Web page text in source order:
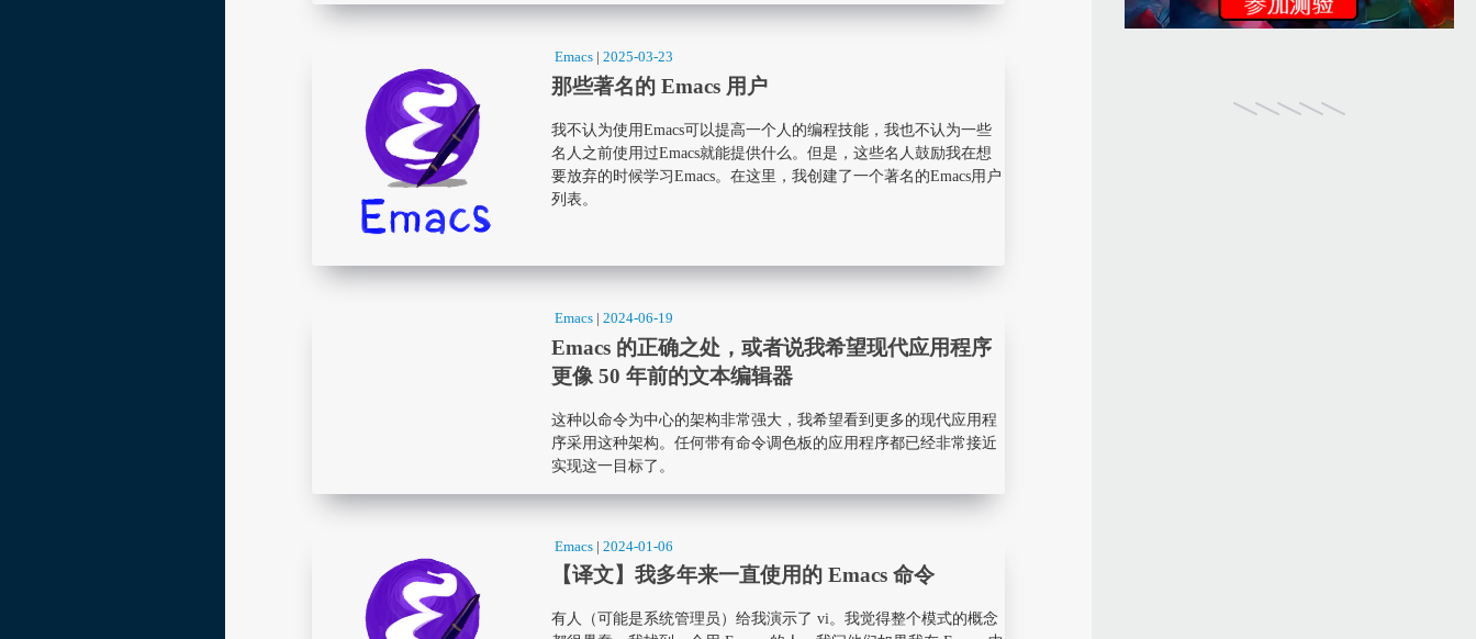
Emacs |2025-03-23
那些著名的 Emacs 用户
我不认为使用Emacs可以提高一个人的编程技能，我也不认为一些
名人之前使用过Emacs就能提供什么。但是，这些名人鼓励我在想
要放弃的时候学习Emacs。在这里，我创建了一个著名的Emacs用户
列表。
Emacs |2024-06-19
Emacs 的正确之处，或者说我希望现代应用程序
更像 50 年前的文本编辑器
这种以命令为中心的架构非常强大，我希望看到更多的现代应用程
序采用这种架构。任何带有命令调色板的应用程序都已经非常接近
实现这一目标了。
Emacs |2024-01-06
【译文】我多年来一直使用的 Emacs 命令
有人（可能是系统管理员）给我演示了 vi。我觉得整个模式的概念